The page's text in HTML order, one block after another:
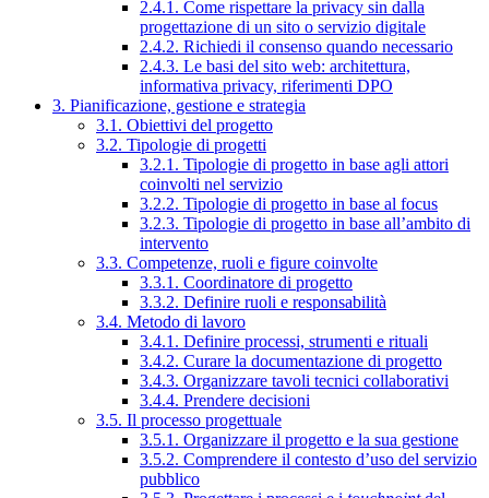
2.4.1. Come rispettare la privacy sin dalla
progettazione di un sito o servizio digitale
2.4.2. Richiedi il consenso quando necessario
2.4.3. Le basi del sito web: architettura,
informativa privacy, riferimenti DPO
3. Pianificazione, gestione e strategia
3.1. Obiettivi del progetto
3.2. Tipologie di progetti
3.2.1. Tipologie di progetto in base agli attori
coinvolti nel servizio
3.2.2. Tipologie di progetto in base al focus
3.2.3. Tipologie di progetto in base all’ambito di
intervento
3.3. Competenze, ruoli e figure coinvolte
3.3.1. Coordinatore di progetto
3.3.2. Definire ruoli e responsabilità
3.4. Metodo di lavoro
3.4.1. Definire processi, strumenti e rituali
3.4.2. Curare la documentazione di progetto
3.4.3. Organizzare tavoli tecnici collaborativi
3.4.4. Prendere decisioni
3.5. Il processo progettuale
3.5.1. Organizzare il progetto e la sua gestione
3.5.2. Comprendere il contesto d’uso del servizio
pubblico